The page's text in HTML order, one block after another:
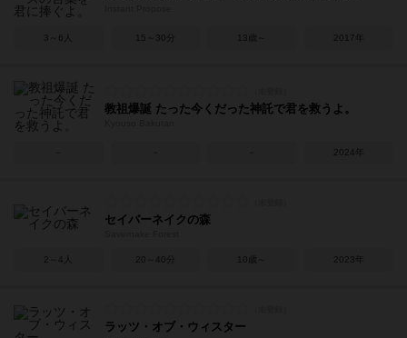
3～6人 15～30分 13歳～ 2017年
教祖爆誕 たった今くだった神託で君を救うよ。
2024年
セイバーネイクの森
2～4人 20～40分 10歳～ 2023年
ラッツ・オブ・ウィスター